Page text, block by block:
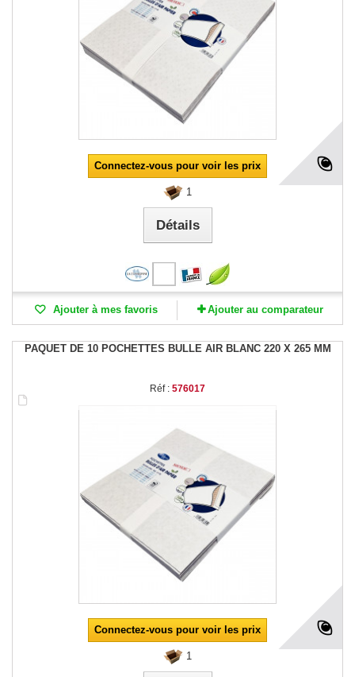
Connectez-vous pour voir les prix
1
Détails
Ajouter à mes favoris Ajouter au comparateur
PAQUET DE 10 POCHETTES BULLE AIR BLANC 220 X 265 MM
Réf : 576017
Connectez-vous pour voir les prix
1